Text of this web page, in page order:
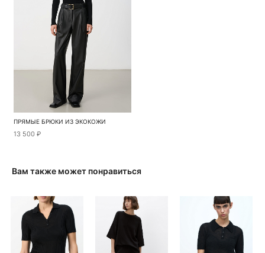
ПРЯМЫЕ БРЮКИ ИЗ ЭКОКОЖИ
13 500 ₽
Вам также может понравиться